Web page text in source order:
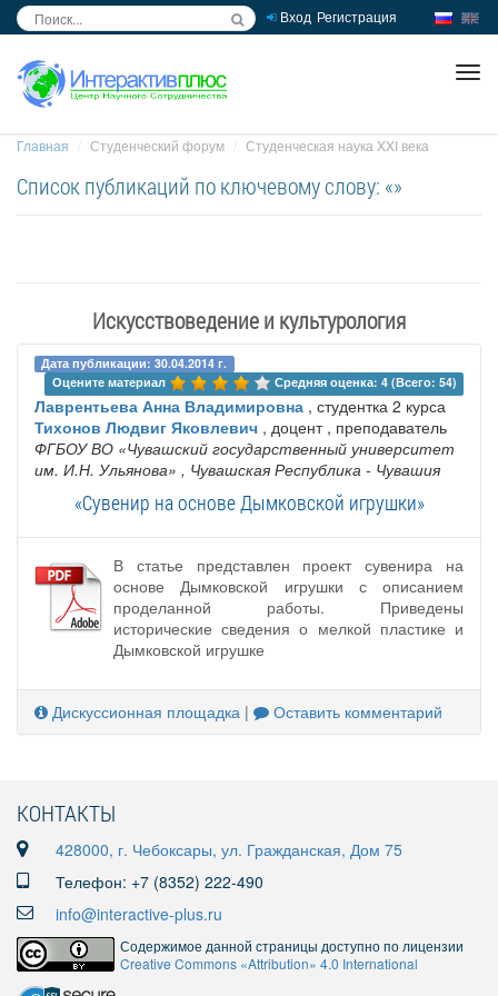
Вход Регистрация
Главная Студенческий форум Студенческая наука XXI века
Список публикаций по ключевому слову: «»
Искусствоведение и культурология
Дата публикации: 30.04.2014 г.
Оцените материал
Средняя оценка: 4 (Всего: 54)
Лаврентьева Анна Владимировна , студентка 2 курса
Тихонов Людвиг Яковлевич , доцент , преподаватель
ФГБОУ ВО «Чувашский государственный университет
им. И.Н. Ульянова» , Чувашская Республика - Чувашия
«Сувенир на основе Дымковской игрушки»
В статье представлен проект сувенира на
основе Дымковской игрушки с описанием
проделанной работы. Приведены
исторические сведения о мелкой пластике и
Дымковской игрушке
Дискуссионная площадка | Оставить комментарий
КОНТАКТЫ
428000, г. Чебоксары, ул. Гражданская, Дом 75
Телефон: +7 (8352) 222-490
info@interactive-plus.ru
Содержимое данной страницы доступно по лицензии
Creative Commons «Attribution» 4.0 International